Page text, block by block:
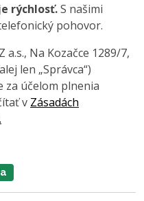
rýchlosť.S našimi
pohovor.
a.s., Na Kozačce 1289/7,
len „Správca“)
za účelom plnenia
v Zásadách